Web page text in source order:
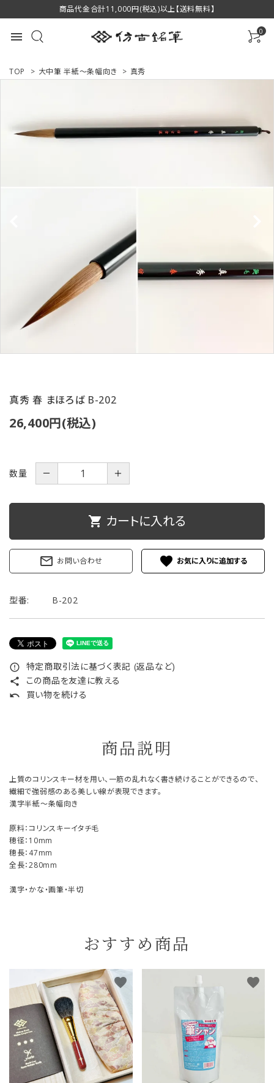
商品代金合計11,000円(税込)以上【送料無料】
menu 0
ACCOUNT MENU
ようこそ ゲスト 様
ご利用ガイド
プライバシーポリシー
特定商取引法について
TOP > 大中筆 半紙～条幅向き > 真秀
真秀 春 まほろば B-202
26,400円(税込)
数量 － ＋
shopping_cart カートに入れる
mail_outline お問い合わせ favorite
型番: B-202
error_outline 特定商取引法に基づく表記 (返品など)
share この商品を友達に教える
undo 買い物を続ける
商品説明
上質のコリンスキー材を用い、一筋の乱れなく書き続けることができるので、
繊細で強弱感のある美しい線が表現できます。
漢字半紙～条幅向き
原料：コリンスキーイタチ毛
穂径：10mm
穂長：47mm
全長：280mm
漢字・かな・画筆・半切
おすすめ商品
favorite favorite